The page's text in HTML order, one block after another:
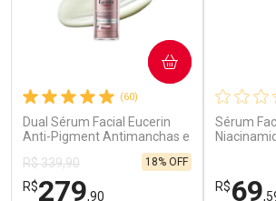
Ativar Desconto
Comprar sem Desconto
Comprar sem Desconto
(60)
Dual Sérum Facial Eucerin
Anti-Pigment Antimanchas e
R$ 339,90
R$279,90
18% OFF
COMPRAR
Sérum
R$69